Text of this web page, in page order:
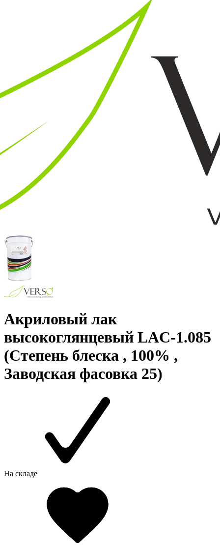
Акриловый лак
высокоглянцевый LAC-1.085
(Степень блеска , 100% ,
Заводская фасовка 25)
На складе